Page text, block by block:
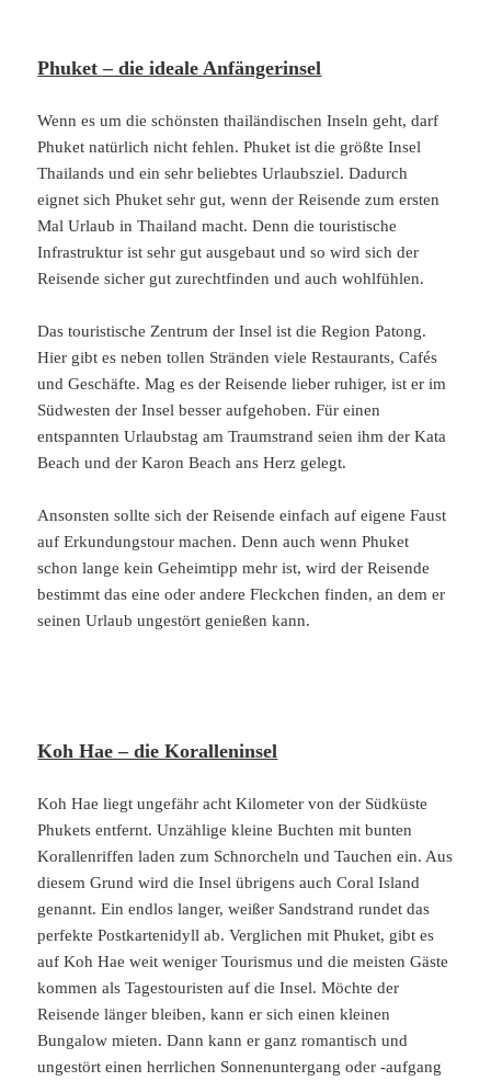
Phuket – die ideale Anfängerinsel
Wenn es um die schönsten thailändischen Inseln geht, darf
Phuket natürlich nicht fehlen. Phuket ist die größte Insel
Thailands und ein sehr beliebtes Urlaubsziel. Dadurch
eignet sich Phuket sehr gut, wenn der Reisende zum ersten
Mal Urlaub in Thailand macht. Denn die touristische
Infrastruktur ist sehr gut ausgebaut und so wird sich der
Reisende sicher gut zurechtfinden und auch wohlfühlen.
Das touristische Zentrum der Insel ist die Region Patong.
Hier gibt es neben tollen Stränden viele Restaurants, Cafés
und Geschäfte. Mag es der Reisende lieber ruhiger, ist er im
Südwesten der Insel besser aufgehoben. Für einen
entspannten Urlaubstag am Traumstrand seien ihm der Kata
Beach und der Karon Beach ans Herz gelegt.
Ansonsten sollte sich der Reisende einfach auf eigene Faust
auf Erkundungstour machen. Denn auch wenn Phuket
schon lange kein Geheimtipp mehr ist, wird der Reisende
bestimmt das eine oder andere Fleckchen finden, an dem er
seinen Urlaub ungestört genießen kann.
Koh Hae – die Koralleninsel
Koh Hae liegt ungefähr acht Kilometer von der Südküste
Phukets entfernt. Unzählige kleine Buchten mit bunten
Korallenriffen laden zum Schnorcheln und Tauchen ein. Aus
diesem Grund wird die Insel übrigens auch Coral Island
genannt. Ein endlos langer, weißer Sandstrand rundet das
perfekte Postkartenidyll ab. Verglichen mit Phuket, gibt es
auf Koh Hae weit weniger Tourismus und die meisten Gäste
kommen als Tagestouristen auf die Insel. Möchte der
Reisende länger bleiben, kann er sich einen kleinen
Bungalow mieten. Dann kann er ganz romantisch und
ungestört einen herrlichen Sonnenuntergang oder -aufgang